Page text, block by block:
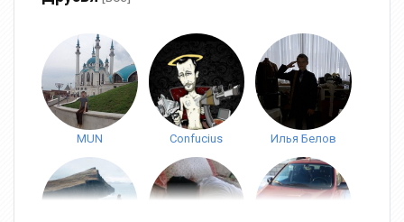
MUN Confucius Илья Белов